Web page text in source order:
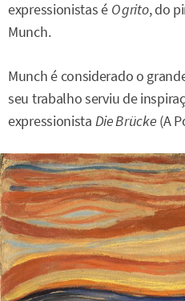
expressionistas é O grito, do
Munch.
Munch é considerado o
seu trabalho serviu de
expressionista Die Brücke (A